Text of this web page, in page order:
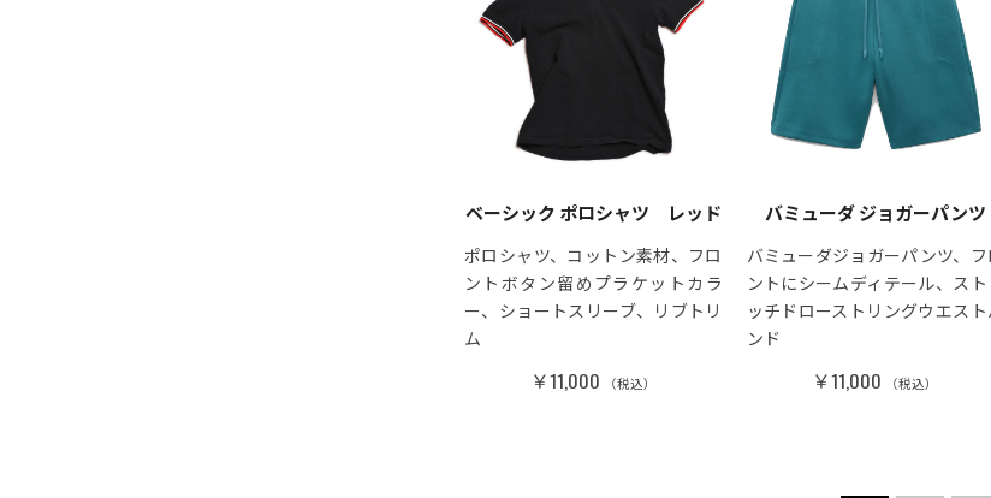
ベーシック ポロシャツ レッド
ポロシャツ、コットン素材、フロ
ントボタン留めプラケットカラ
ー、ショートスリーブ、リブトリ
ム
￥11,000 （税込）
バミューダ ジョガーパンツ
バミューダジョガーパンツ、フ
ントにシームディテール、スト
ッチドローストリングウエス
ンド
￥11,000 （税込）